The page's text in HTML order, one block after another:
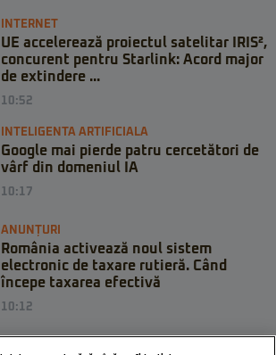
INTERNET
UE accelerează proiectul satelitar IRIS²,
concurent pentru Starlink: Acord major
de extindere ...
10:52
INTELIGENTA ARTIFICIALA
Google mai pierde patru cercetători de
vârf din domeniul IA
10:17
ANUNȚURI
România activează noul sistem
electronic de taxare rutieră. Când
începe taxarea efectivă
10:12